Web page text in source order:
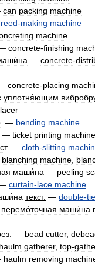
can packing machine
reed-making machine
machine
concrete-finishing
— concrete-
concrete-placing
уплотня́ющим
— bending machine
— ticket printing machine
. — cloth-slitting
blanching machine
маши́на — peeling
curtain-lace machine
текст. — double-
перемо́точная маши́на
— bead cutter,
haulm gatherer, top-
haulm removing